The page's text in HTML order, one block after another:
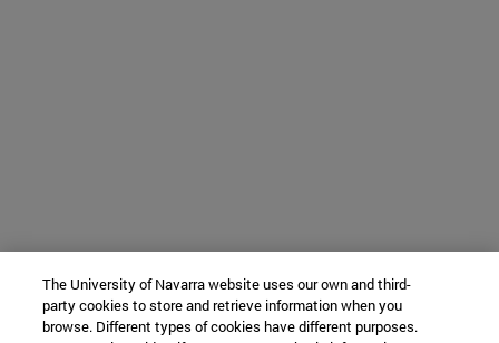
The University of Navarra website uses our own and third-
party cookies to store and retrieve information when you
browse. Different types of cookies have different purposes.